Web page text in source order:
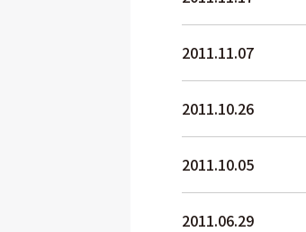
2011.11.07
2011.10.26
2011.10.05
2011.06.29